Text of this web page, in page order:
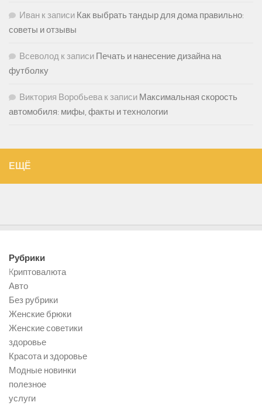
Иван к записи Как выбрать тандыр для дома правильно:
советы и отзывы
Всеволод к записи Печать и нанесение дизайна на
футболку
Виктория Воробьевак записи Максимальная скорость
автомобиля: мифы, факты и технологии
ЕЩЁ
Рубрики
Kриптовалюта
Авто
Без рубрики
Женские брюки
Женские советики
здоровье
Красота и здоровье
Модные новинки
полезное
услуги